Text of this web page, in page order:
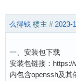
么得钱 楼主 # 2023-
一、安装包下载
安装包链接：https://
内包含openssh及其